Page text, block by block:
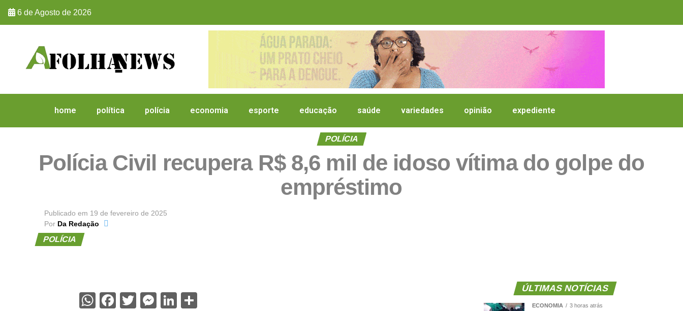
6 de Agosto de 2026
home política polícia economia esporte educação saúde variedades opinião expediente
POLÍCIA
Polícia Civil recupera R$ 8,6 mil de idoso vítima do golpe do
empréstimo
Publicado em 19 de fevereiro de 2025
Por Da Redação
POLÍCIA
WhatsApp
Facebook
TwitterMessenger
LinkedIn
ÚLTIMAS NOTÍCIAS
ECONOMIA 3 horas atrás